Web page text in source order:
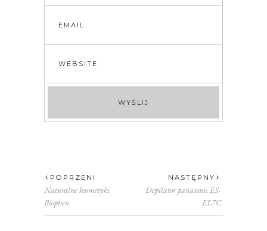
POPRZENI
Naturalne kosmetyki
Biophen
NASTĘPNY
Depilator panasonic ES-
EL7C